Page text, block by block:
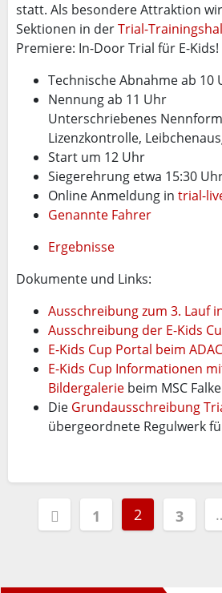
statt. Als besondere Attraktion
Sektionen in derTrial-
Premiere: In-Door Trial für E-Kids!
Technische Abnahme ab 10
Nennung ab 11 Uhr
Unterschriebenes
Lizenzkontrolle,
Start um 12 Uhr
Siegerehrung etwa 15:30
Online Anmeldung in trial-
Genannte Fahrer
Ergebnisse
Dokumente und Links:
Ausschreibung zum 3. Lauf
Ausschreibung der E-Kids
E-Kids Cup Portal beim
E-Kids Cup Informationen
Bildergalerie beim MSC Falke
Die Grundausschreibung
übergeordnete Regulwerk
Seitennummerierung
der
1 2 3